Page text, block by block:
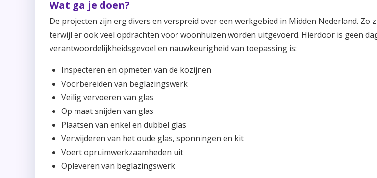
Wat ga je doen?
De projecten zijn erg divers en verspreid over een werkgebied in Midden Nederland.
terwijl er ook veel opdrachten voor woonhuizen worden uitgevoerd. Hierdoor is geen
verantwoordelijkheidsgevoel en nauwkeurigheid van toepassing is:
Inspecteren en opmeten van de kozijnen
Voorbereiden van beglazingswerk
Veilig vervoeren van glas
Op maat snijden van glas
Plaatsen van enkel en dubbel glas
Verwijderen van het oude glas, sponningen en kit
Voert opruimwerkzaamheden uit
Opleveren van beglazingswerk